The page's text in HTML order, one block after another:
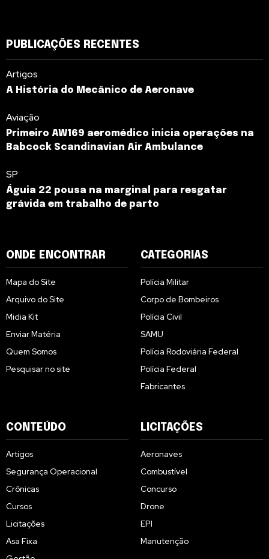
PUBLICAÇÕES RECENTES
Artigos
A História do Mecânico de Aeronave
Aviação
Primeiro AW169 aeromédico inicia operações na
Babcock Scandinavian Air Ambulance
SP
Águia 22 pousa na marginal para resgatar
grávida em trabalho de parto
ONDE ENCONTRAR
Mapa do Site
Arquivo do Site
Midia Kit
Enviar Matéria
Quem Somos
Pesquisar no site
CATEGORIAS
Polícia Militar
Corpo de Bombeiros
Polícia Civil
SAMU
Polícia Rodoviária Federal
Polícia Federal
Fabricantes
CONTEÚDO
Artigos
Segurança Operacional
Crônicas
Cursos
Licitações
Asa Fixa
LICITAÇÕES
Aeronaves
Combustível
Concurso
Drone
EPI
Manutenção